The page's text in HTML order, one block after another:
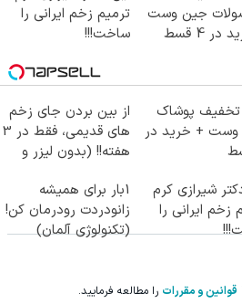
جین وست
4 قسط
ترمیم زخم ایرانی را
ساخت!!!
60% تخفیف پوشاک
+ خرید در
از بین بردن جای زخم
های قدیمی، فقط در 3
هفته!! (بدون لیزر و
شیرازی کرم
زخم ایرانی را
1بار برای همیشه
زانودردت رودرمان کن!
(تکنولوژی آلمان)
قوانین و مقررات را مطالعه فرمایید.